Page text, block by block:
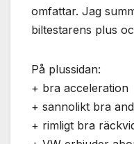
omfattar. Jag
biltestarens plus
På plussidan:
+ bra acceleration
+ sannolikt bra
+ rimligt bra